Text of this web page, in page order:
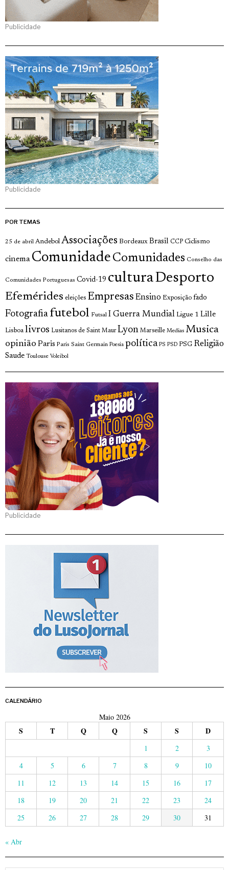
Publicidade
Publicidade
POR TEMAS
25 de abril Andebol Associações Bordeaux Brasil CCP Ciclismo
cinema Comunidade Comunidades Conselho das
Comunidades Portuguesas Covid-19 culturaDesporto
Efemérides eleições Empresas Ensino Exposição fado
Fotografia futebol Futsal I Guerra Mundial Ligue 1 Lille
Lisboa livros Lusitanos de Saint Maur Lyon Marseille Medias Musica
opinião Paris Paris Saint Germain Poesia política PS PSD PSG Religião
Saude Toulouse Voleibol
Publicidade
CALENDÁRIO
Maio 2026
S T Q Q S S D
1 2
3
4
5 6 7 8 9
10
11
12 13 14 15 16
17
18
19 20 21 22 23
24
25
26 27 28 29 30 31
« Abr